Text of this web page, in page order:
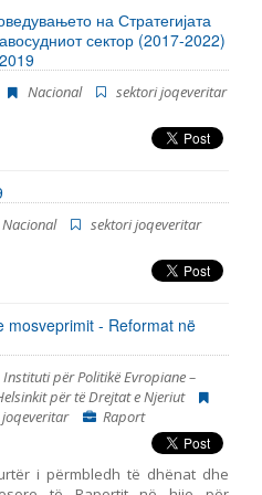
në krahasim me statusin
tregon se përvetësimi i
juridik me momentin e
përkatës, për sindikatat
në rrugën e gjatë drejt forcimit
dhe betejës për të realizuar
e përbashkëta. Duke u nisur
g
на Стратегијата
сектор (2017-2022)
Nacional
sektori joqeveritar
Nacional
sektori joqeveritar
mosveprimit - Reformat në
Instituti për Politikë Evropiane –
për të Drejtat e Njeriut
Raport
i përmbledh të dhënat dhe